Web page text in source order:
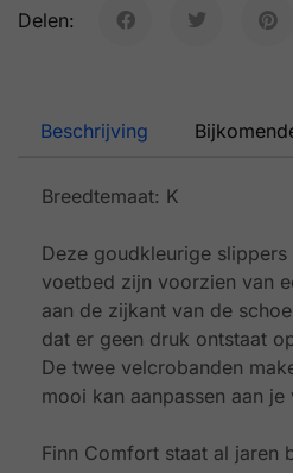
Delen:
Beschrijving
Breedtemaat: K
Deze goudkleurige
voetbed zijn voorzien van
aan de zijkant van de
dat er geen druk ontstaat
De twee velcrobanden
mooi kan aanpassen aan je
Finn Comfort staat al jaren